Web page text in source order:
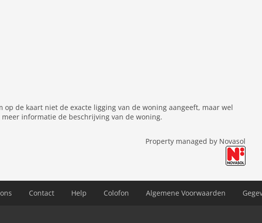
de kaart niet de exacte ligging van de woning aangeeft, maar wel
informatie de beschrijving van de woning.
Property managed by Novasol
Contact Help Colofon Algemene Voorwaarden